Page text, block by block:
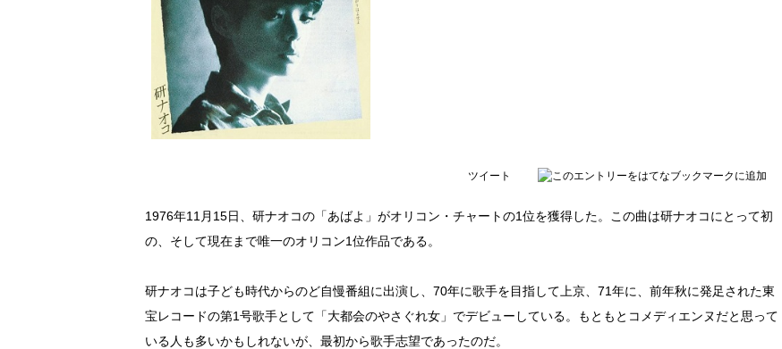
ツイート
1976年11月15日、研ナオコの「あばよ」がオリコン・チャートの1位を獲得した。この曲は研ナオコにとって初
の、そして現在まで唯一のオリコン1位作品である。
研ナオコは子ども時代からのど自慢番組に出演し、70年に歌手を目指して上京、71年に、前年秋に発足された東
宝レコードの第1号歌手として「大都会のやさぐれ女」でデビューしている。もともとコメディエンヌだと思って
いる人も多いかもしれないが、最初から歌手志望であったのだ。